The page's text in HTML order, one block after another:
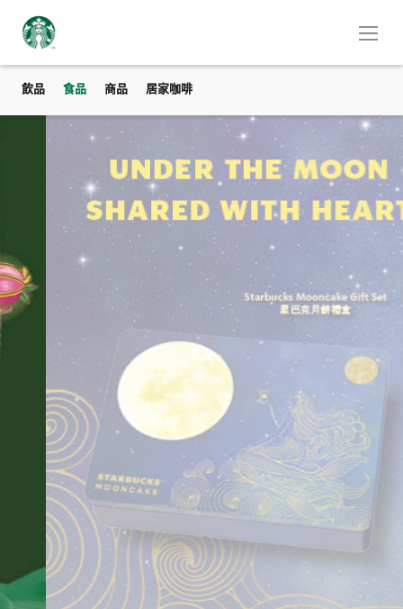
飲品 食品 商品 居家咖啡